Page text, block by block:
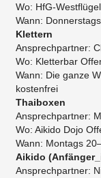
Wo: HfG-
Wann:
Klettern
Ansprechpartner:
Wo: Kletterbar
Wann: Die ganze
kostenfrei
Thaiboxen
Ansprechpartner:
Wo: Aikido Dojo
Wann: Montags
Aikido
Ansprechpartner: